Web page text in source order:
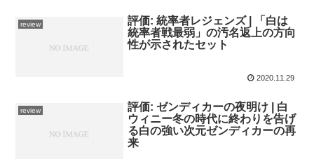
review
評価: 統率者レジェンズ | 「白は
統率者戦最弱」の汚名返上の方向
性が示されたセット
2020.11.29
review
評価: ゼンディカーの夜明け | 白
ウィニー冬の時代に終わりを告げ
る白の強い次元ゼンディカーの再
来